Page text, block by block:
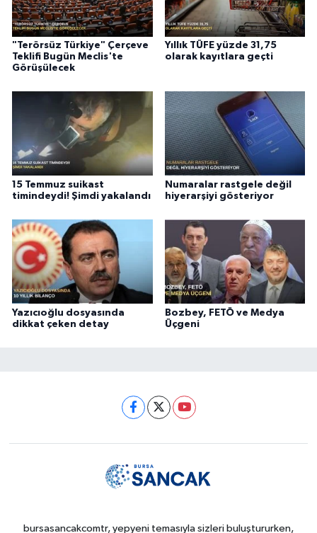
"Terörsüz Türkiye" Çerçeve
Teklifi Bugün Meclis'te
Görüşülecek
Yıllık TÜFE yüzde 31,75
olarak kayıtlara geçti
15 Temmuz suikast
timindeydi! Şimdi yakalandı
Numaralar rastgele değil
hiyerarşiyi gösteriyor
Yazıcıoğlu dosyasında
dikkat çeken detay
Bozbey, FETÖ ve Medya
Üçgeni
bursasancakcomtr, yepyeni temasıyla sizleri buluştururken,